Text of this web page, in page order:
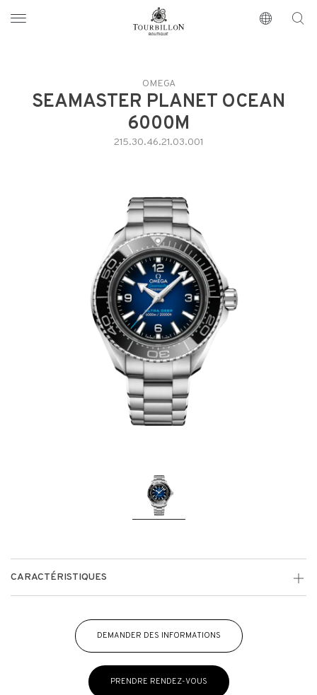
https://www.tourbillon.com/index.php/fr
OMEGA
SEAMASTER PLANET OCEAN
6000M
215.30.46.21.03.001
CARACTÉRISTIQUES
DEMANDER DES INFORMATIONS
PRENDRE RENDEZ-VOUS